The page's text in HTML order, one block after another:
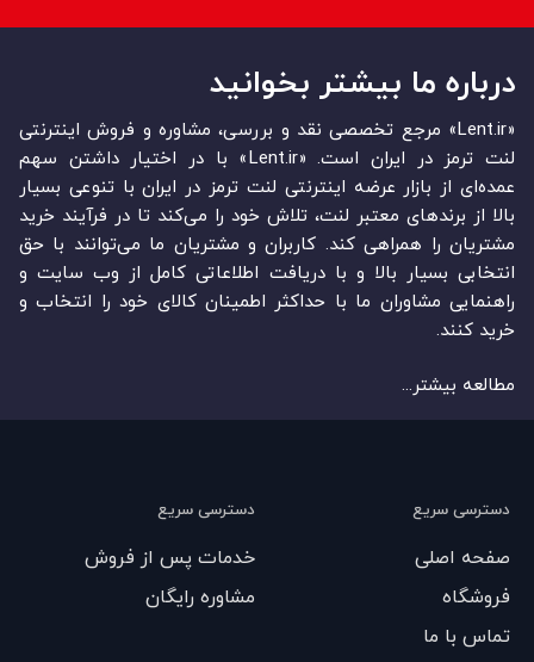
درباره ما بیشتر بخوانید
«Lent.ir» مرجع تخصصی نقد و بررسی، مشاوره و فروش اینترنتی
لنت ترمز در ایران است. «Lent.ir» با در اختیار داشتن سهم
عمده‏‌ای از بازار عرضه اینترنتی لنت ترمز در ایران با تنوعی بسیار
بالا از برندهای معتبر لنت، تلاش خود را می‌‏‏کند تا در فرآیند خرید
مشتریان را همراهی کند. کاربران و مشتریان ما می‏‏‌توانند با حق
انتخابی بسیار بالا و با دریافت اطلاعاتی کامل از وب سایت و
راهنمایی مشاوران ما با حداکثر اطمینان کالای خود را انتخاب و
خرید کنند.
مطالعه بیشتر...
دسترسی سریع
صفحه اصلی
فروشگاه
تماس با ما
دسترسی سریع
خدمات پس از فروش
مشاوره رایگان